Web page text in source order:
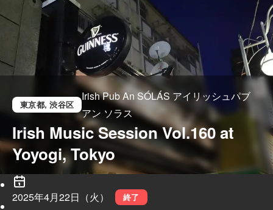
東京都, 渋谷区
Irish Pub An SÓLÁS アイリッシュパブ
アン ソラス
Irish Music Session Vol.160 at
Yoyogi, Tokyo
2025年4月22日（火） 終了